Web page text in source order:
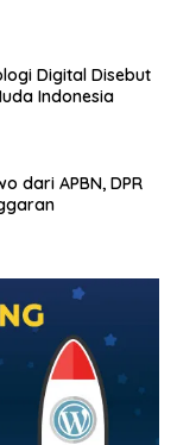
Digital Disebut
Indonesia
dari APBN, DPR